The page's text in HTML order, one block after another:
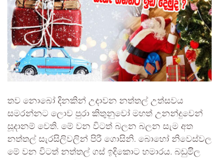
තව නොබෝ දිනකින් උදාවන නත්තල් උත්සවය
සමරන්නට ලොව පුරා කිතුනුවෝ මහත් උනන්දුවෙන්
සූදානම් වෙති. මේ වන විටත් බලන බලන සැම අත
නත්තල් සැරසිලිවලින් පිරී ගොසිනි. බොහෝ නිවෙස්වල
මේ වන විටත් නත්තල් ගස් ඉදිකොට හමාරය. බඩුමිිල